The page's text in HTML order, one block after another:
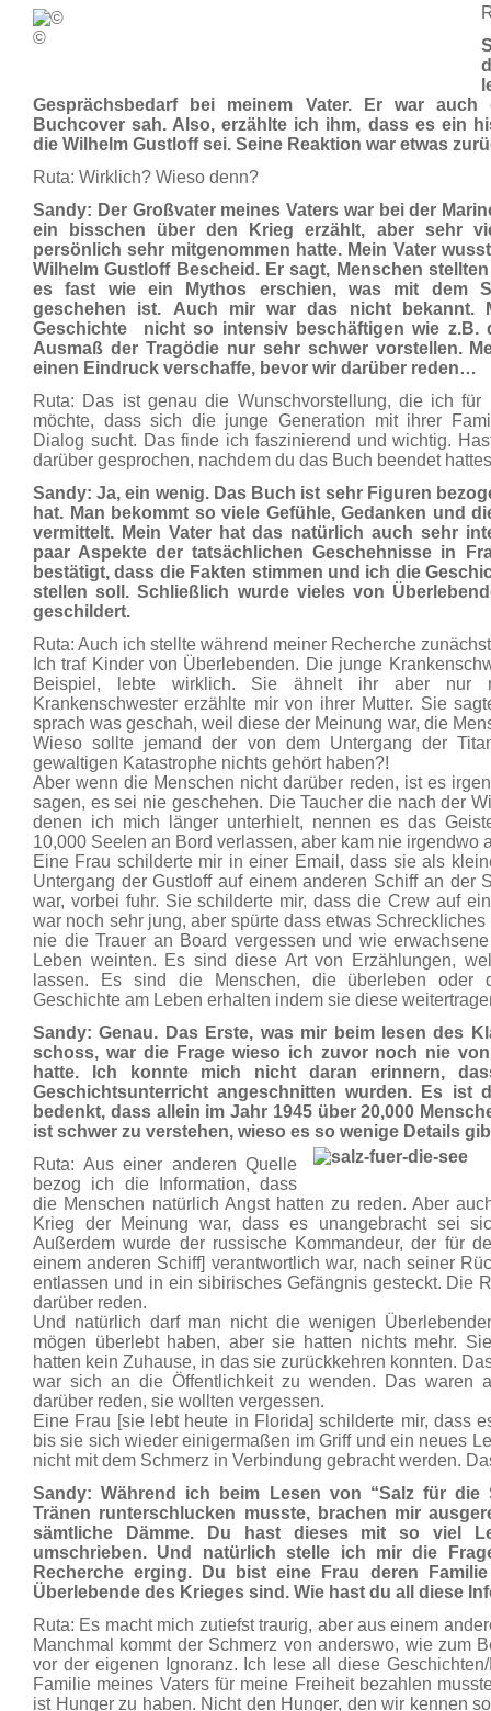
©
Gesprächsbedarf bei meinem Vater. Er war
Buchcover sah. Also, erzählte ich ihm, dass es ein
die Wilhelm Gustloff sei. Seine Reaktion war etwas
Ruta: Wirklich? Wieso denn?
Sandy: Der Großvater meines Vaters war bei der
ein bisschen über den Krieg erzählt, aber sehr
persönlich sehr mitgenommen hatte. Mein Vater
Wilhelm Gustloff Bescheid. Er sagt, Menschen
es fast wie ein Mythos erschien, was mit dem
geschehen ist. Auch mir war das nicht bekannt.
Geschichte nicht so intensiv beschäftigen wie
Ausmaß der Tragödie nur sehr schwer vorstellen.
einen Eindruck verschaffe, bevor wir darüber reden…
Ruta: Das ist genau die Wunschvorstellung, die ich
möchte, dass sich die junge Generation mit ihrer
Dialog sucht. Das finde ich faszinierend und wichtig.
darüber gesprochen, nachdem du das Buch beendet
Sandy: Ja, ein wenig. Das Buch ist sehr Figuren
hat. Man bekommt so viele Gefühle, Gedanken und
vermittelt. Mein Vater hat das natürlich auch sehr
paar Aspekte der tatsächlichen Geschehnisse in
bestätigt, dass die Fakten stimmen und ich die
stellen soll. Schließlich wurde vieles von
geschildert.
Ruta: Auch ich stellte während meiner Recherche
Ich traf Kinder von Überlebenden. Die junge
Beispiel, lebte wirklich. Sie ähnelt ihr aber nur
Krankenschwester erzählte mir von ihrer Mutter. Sie
sprach was geschah, weil diese der Meinung war, die
Wieso sollte jemand der von dem Untergang der
gewaltigen Katastrophe nichts gehört haben?!
Aber wenn die Menschen nicht darüber reden, ist es
sagen, es sei nie geschehen. Die Taucher die nach der
denen ich mich länger unterhielt, nennen es das
10,000 Seelen an Bord verlassen, aber kam nie irgendwo
Eine Frau schilderte mir in einer Email, dass sie als
Untergang der Gustloff auf einem anderen Schiff an der
war, vorbei fuhr. Sie schilderte mir, dass die Crew auf
war noch sehr jung, aber spürte dass etwas
nie die Trauer an Board vergessen und wie
Leben weinten. Es sind diese Art von Erzählungen,
lassen. Es sind die Menschen, die überleben oder
Geschichte am Leben erhalten indem sie diese
Sandy: Genau. Das Erste, was mir beim lesen des
schoss, war die Frage wieso ich zuvor noch nie
hatte. Ich konnte mich nicht daran erinnern,
Geschichtsunterricht angeschnitten wurden. Es ist
bedenkt, dass allein im Jahr 1945 über 20,000
ist schwer zu verstehen, wieso es so wenige Details
Ruta: Aus einer anderen Quelle
bezog ich die Information, dass
die Menschen natürlich Angst hatten zu reden. Aber
Krieg der Meinung war, dass es unangebracht sei
Außerdem wurde der russische Kommandeur, der für
einem anderen Schiff] verantwortlich war, nach seiner
entlassen und in ein sibirisches Gefängnis gesteckt. Die
darüber reden.
Und natürlich darf man nicht die wenigen
mögen überlebt haben, aber sie hatten nichts mehr.
hatten kein Zuhause, in das sie zurückkehren konnten.
war sich an die Öffentlichkeit zu wenden. Das waren
darüber reden, sie wollten vergessen.
Eine Frau [sie lebt heute in Florida] schilderte mir, dass
bis sie sich wieder einigermaßen im Griff und ein neues
nicht mit dem Schmerz in Verbindung gebracht werden.
Sandy: Während ich beim Lesen von “Salz für die
Tränen runterschlucken musste, brachen mir
sämtliche Dämme. Du hast dieses mit so viel
umschrieben. Und natürlich stelle ich mir die
Recherche erging. Du bist eine Frau deren
Überlebende des Krieges sind. Wie hast du all diese
Ruta: Es macht mich zutiefst traurig, aber aus einem
Manchmal kommt der Schmerz von anderswo, wie zum
vor der eigenen Ignoranz. Ich lese all diese
Familie meines Vaters für meine Freiheit bezahlen
ist Hunger zu haben. Nicht den Hunger, den wir kennen